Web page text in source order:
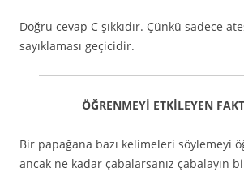
Doğru cevap C şıkkıdır. Çünkü sadece
sayıklaması geçicidir.
ÖĞRENMEYİ ETKİLEYEN
Bir papağana bazı kelimeleri söylemeyi
ancak ne kadar çabalarsanız çabalayın